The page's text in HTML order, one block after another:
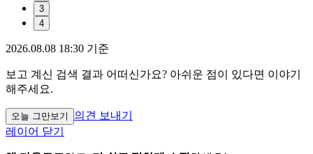
3
4
2026.08.08 18:30 기준
보고 계신 검색 결과 어떠신가요? 아쉬운 점이 있다면 이야기
해주세요.
오늘 그만보기
의견 보내기
레이어 닫기